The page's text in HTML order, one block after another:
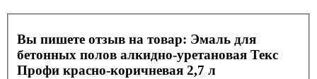
Вы пишете отзыв на товар: Эмаль для
бетонных полов алкидно-уретановая Текс
Профи красно-коричневая 2,7 л